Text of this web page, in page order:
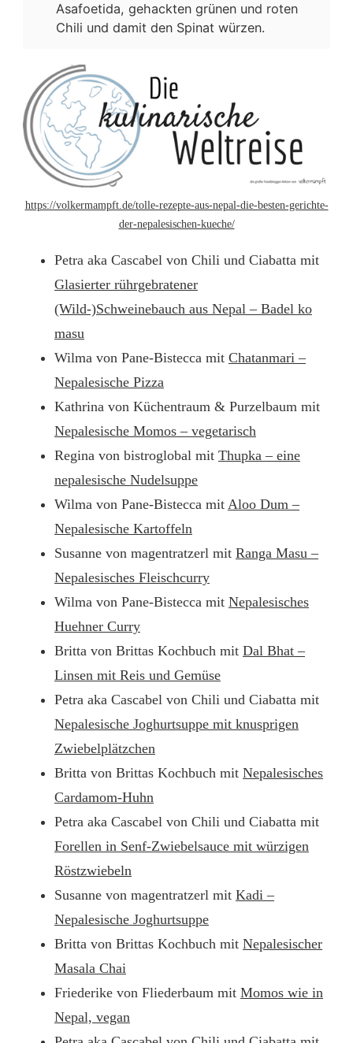
Asafoetida, gehackten grünen und roten
Chili und damit den Spinat würzen.
https://volkermampft.de/tolle-rezepte-aus-nepal-die-besten-gerichte-
der-nepalesischen-kueche/
Petra aka Cascabel von Chili und Ciabatta mit
Glasierter rührgebratener
(Wild-)Schweinebauch aus Nepal – Badel ko
masu
Wilma von Pane-Bistecca mit Chatanmari –
Nepalesische Pizza
Kathrina von Küchentraum & Purzelbaum mit
Nepalesische Momos – vegetarisch
Regina von bistroglobal mit Thupka – eine
nepalesische Nudelsuppe
Wilma von Pane-Bistecca mit Aloo Dum –
Nepalesische Kartoffeln
Susanne von magentratzerl mit Ranga Masu –
Nepalesisches Fleischcurry
Wilma von Pane-Bistecca mit Nepalesisches
Huehner Curry
Britta von Brittas Kochbuch mit Dal Bhat –
Linsen mit Reis und Gemüse
Petra aka Cascabel von Chili und Ciabatta mit
Nepalesische Joghurtsuppe mit knusprigen
Zwiebelplätzchen
Britta von Brittas Kochbuch mit Nepalesisches
Cardamom-Huhn
Petra aka Cascabel von Chili und Ciabatta mit
Forellen in Senf-Zwiebelsauce mit würzigen
Röstzwiebeln
Susanne von magentratzerl mit Kadi –
Nepalesische Joghurtsuppe
Britta von Brittas Kochbuch mit Nepalesischer
Masala Chai
Friederike von Fliederbaum mit Momos wie in
Nepal, vegan